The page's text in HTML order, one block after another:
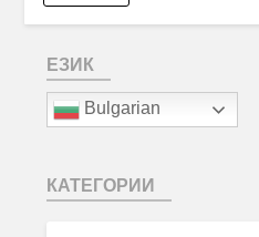
ЕЗИК
Bulgarian
КАТЕГОРИИ